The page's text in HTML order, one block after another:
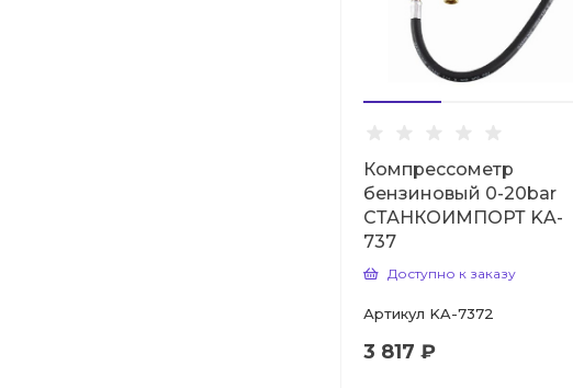
Компрессометр
бензиновый 0-20bar
СТАНКОИМПОРТ KA-
737
Доступно к заказу
Артикул KA-7372
3 817 ₽